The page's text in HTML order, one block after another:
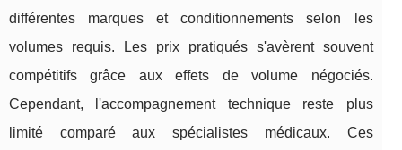
différentes marques et conditionnements selon les
volumes requis. Les prix pratiqués s'avèrent souvent
compétitifs grâce aux effets de volume négociés.
Cependant, l'accompagnement technique reste plus
limité comparé aux spécialistes médicaux. Ces